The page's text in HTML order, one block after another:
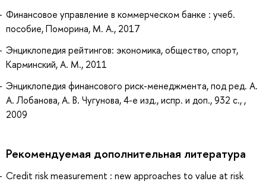
Финансовое управление в коммерческом банке : учеб.
пособие, Поморина, М. А., 2017
Энциклопедия рейтингов: экономика, общество, спорт,
Карминский, А. М., 2011
Энциклопедия финансового риск-менеджмента, под ред. А.
А. Лобанова, А. В. Чугунова, 4-е изд., испр. и доп., 932 с., ,
2009
Рекомендуемая дополнительная литература
Credit risk measurement : new approaches to value at risk